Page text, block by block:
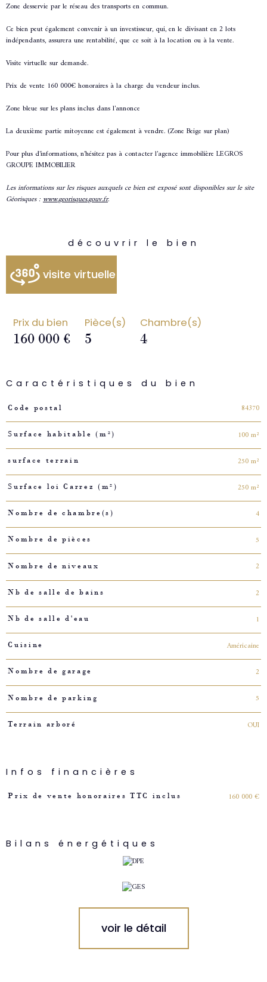
Zone desservie par le réseau des transports en commun.
Ce bien peut également convenir à un investisseur, qui, en le divisant en 2 lots
indépendants, assurera une rentabilité, que ce soit à la location ou à la vente.
Visite virtuelle sur demande.
Prix de vente 160 000€ honoraires à la charge du vendeur inclus.
Zone bleue sur les plans inclus dans l'annonce
La deuxième partie mitoyenne est également à vendre. (Zone Beige sur plan)
Pour plus d'informations, n'hésitez pas à contacter l'agence immobilière LEGROS
GROUPE IMMOBILIER
Les informations sur les risques auxquels ce bien est exposé sont disponibles sur le site
Géorisques :www.georisques.gouv.fr.
découvrir le bien
visite virtuelle
Prix du bien
160 000 €
Pièce(s)
5
Chambre(s)
4
Caractéristiques du bien
Caractéristiques Valeurs
Code postal 84370
Surface habitable (m²) 100 m²
surface terrain 250 m²
Surface loi Carrez (m²) 250 m²
Nombre de chambre(s) 4
Nombre de pièces 5
Nombre de niveaux 2
Nb de salle de bains 2
Nb de salle d'eau 1
Cuisine Américaine
Nombre de garage 2
Nombre de parking 5
Terrain arboré OUI
Infos financières
Caractéristiques Valeurs
Prix de vente honoraires TTC inclus 160 000 €
Bilans énergétiques
voir le détail